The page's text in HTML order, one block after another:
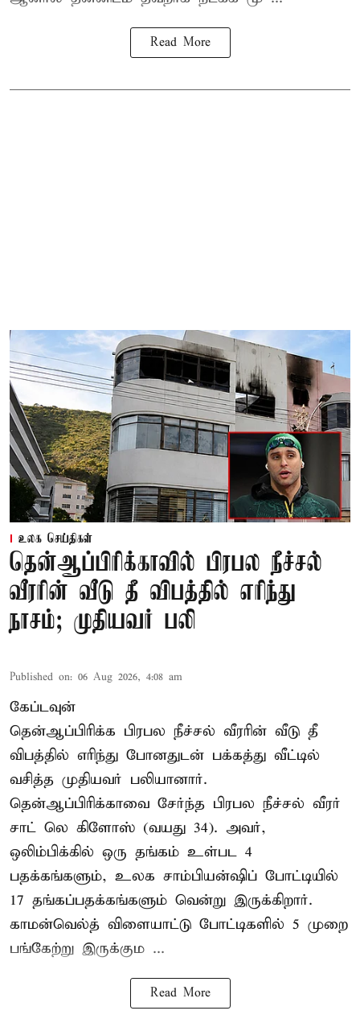
Read More
உலக செய்திகள்
தென்ஆப்பிரிக்காவில் பிரபல நீச்சல்
வீரரின் வீடு தீ விபத்தில் எரிந்து
நாசம்; முதியவர் பலி
Published on: 06 Aug 2026, 4:08 am
கேப்டவுன்
தென்ஆப்பிரிக்க பிரபல நீச்சல் வீரரின் வீடு தீ
விபத்தில் எரிந்து போனதுடன் பக்கத்து வீட்டில்
வசித்த முதியவர் பலியானார்.
தென்ஆப்பிரிக்காவை சேர்ந்த பிரபல நீச்சல் வீரர்
சாட் லெ கிளோஸ் (வயது 34). அவர்,
ஒலிம்பிக்கில் ஒரு தங்கம் உள்பட 4
பதக்கங்களும், உலக சாம்பியன்ஷிப் போட்டியில்
17 தங்கப்பதக்கங்களும் வென்று இருக்கிறார்.
காமன்வெல்த் விளையாட்டு போட்டிகளில் 5 முறை
பங்கேற்று இருக்கும ...
Read More